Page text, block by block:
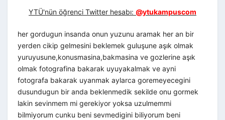
YTÜ'nün öğrenci Twitter hesabı: @ytukampuscom
her gordugun insanda onun yuzunu aramak her an bir
yerden cikip gelmesini beklemek guluşune aşık olmak
yuruyusune,konusmasina,bakmasina ve gozlerine aşık
olmak fotografina bakarak uyuyakalmak ve ayni
fotografa bakarak uyanmak aylarca goremeyecegini
dusundugun bir anda beklenmedik sekilde onu gormek
lakin sevinmem mi gerekiyor yoksa uzulmemmi
bilmiyorum cunku beni sevmedigini biliyorum beni